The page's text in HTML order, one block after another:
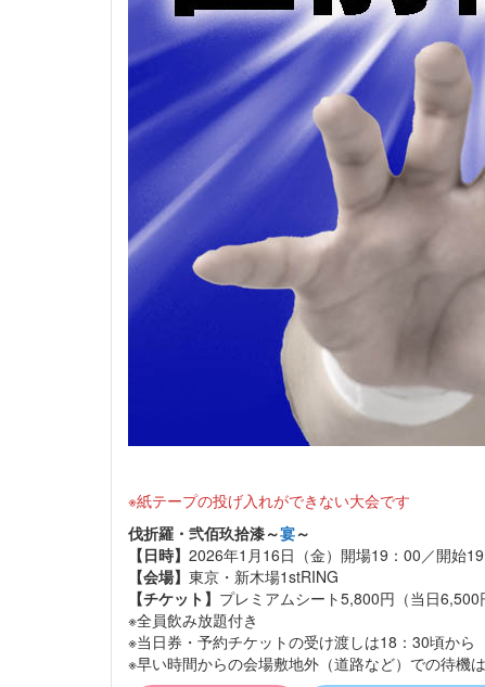
※紙テープの投げ入れができない大会です
伐折羅・弐佰玖拾漆～宴～
【日時】 2026年1月16日（金）開場19：00／開始
【会場】 東京・新木場1stRING
【チケット】 プレミアムシート5,800円（当日
※全員飲み放題付き
※当日券・予約チケットの受け渡しは18：30頃から
※早い時間からの会場敷地外（道路など）での待機